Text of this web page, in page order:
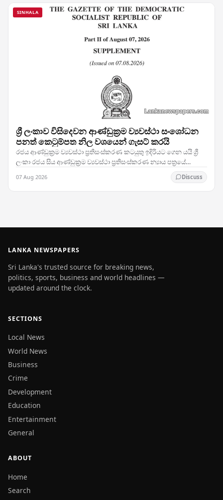
SINHALA
ශ්‍රී ලංකාව විසිදෙවන ආණ්ඩුක්‍රම ව්‍යවස්ථා සංශෝධන
පනත් කෙටුම්පත නිල වශයෙන් ගැසට් කරයි
රජය ආණ්ඩුක්‍රම ව්‍යවස්ථා ප්‍රතිසංස්කරණ කටයුතු ඉදිරියට ගෙන යයි ශ්‍රී
ලංකා රජය සිය ආණ්ඩුක්‍රම ව්‍යවස්ථා ප්‍රතිසංස්කරණ න්‍යාය පත්‍රයේ
07 Aug 2026 Discuss
LANKA NEWSPAPERS
Sri Lanka's trusted source for breaking news,
politics, sports, business and world headlines —
updated around the clock.
SECTIONS
Local News
World News
Business
Crime
Development
Education
Entertainment
General
ABOUT
Home
Search